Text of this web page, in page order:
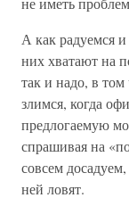
А как радуемся
них хватают на
так и надо, в
злимся, когда
предлогаемую
спрашивая на
совсем
ней ловят.